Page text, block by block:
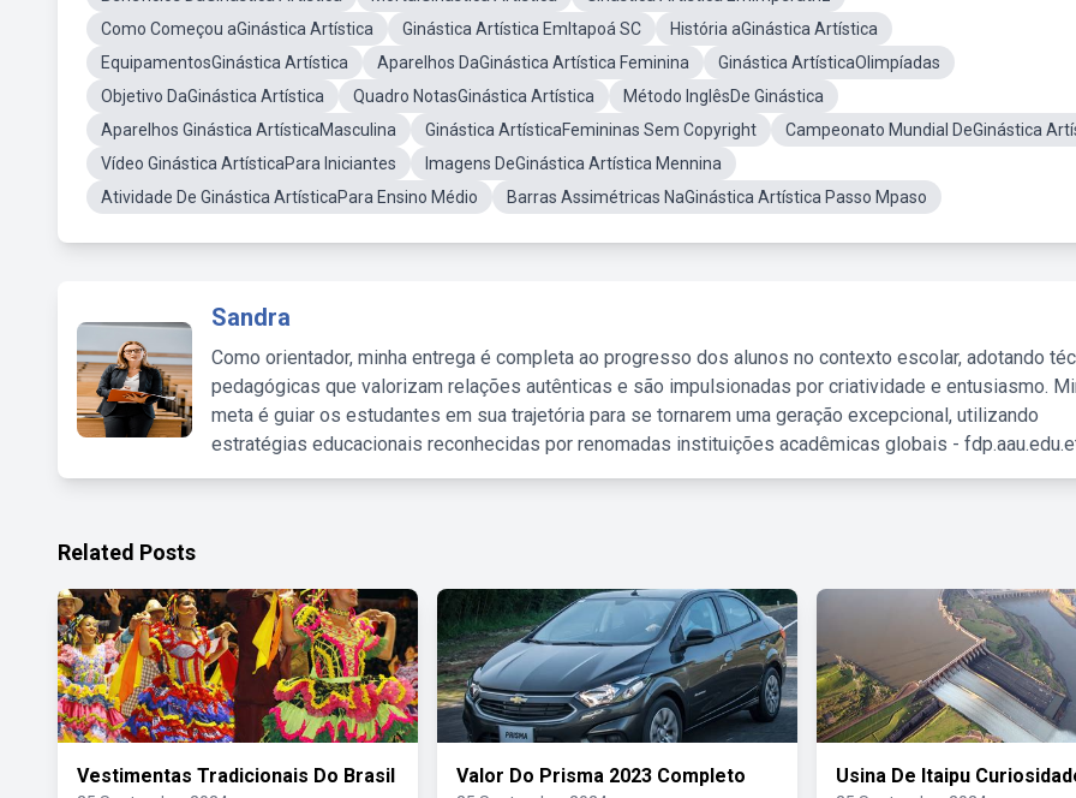
Como Começou aGinástica Artística
Ginástica Artística EmItapoá SC
História aGinástica Artística
EquipamentosGinástica Artística
Aparelhos DaGinástica Artística Feminina
Ginástica ArtísticaOlimpíadas
Objetivo DaGinástica Artística
Quadro NotasGinástica Artística
Método InglêsDe Ginástica
Aparelhos Ginástica ArtísticaMasculina
Ginástica ArtísticaFemininas Sem Copyright
Campeonato Mundial DeGinástica
Vídeo Ginástica ArtísticaPara Iniciantes
Imagens DeGinástica Artística Mennina
Atividade De Ginástica ArtísticaPara Ensino Médio
Barras Assimétricas NaGinástica Artística Passo Mpaso
Sandra
Como orientador, minha entrega é completa ao progresso dos alunos no contexto escolar, adotando
pedagógicas que valorizam relações autênticas e são impulsionadas por criatividade e entusiasmo.
meta é guiar os estudantes em sua trajetória para se tornarem uma geração excepcional, utilizando
estratégias educacionais reconhecidas por renomadas instituições acadêmicas globais -
Related Posts
Vestimentas Tradicionais Do Brasil Valor Do Prisma 2023 Completo Usina De Itaipu